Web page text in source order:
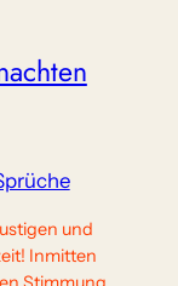
und
Inmitten